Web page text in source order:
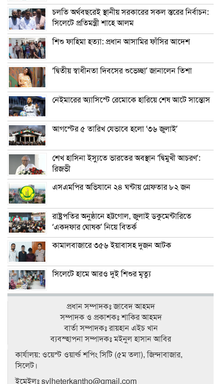
চলতি অর্থবছরেই স্থানীয় সরকারের সকল স্তরের নির্বাচন:
সিলেটে প্রতিমন্ত্রী শাহে আলম
শিশু ফাহিমা হত্যা: প্রধান আসামির ফাঁসির আদেশ
‘দ্বিতীয় স্বাধীনতা দিবসের শুভেচ্ছা’ জানালেন তিশা
নেইমারের অ্যাসিস্টে রেমোকে হারিয়ে শেষ আটে সান্তোস
আগস্টের ৫ তারিখ যেভাবে হলো ‘৩৬ জুলাই’
শেখ হাসিনা ইস্যুতে ভারতের অবস্থান ‘দ্বিমুখী আচরণ’:
রিজভী
এসএমপির অভিযানে ২৪ ঘন্টায় গ্রেফতার ৮২ জন
রাষ্ট্রপতির অনুষ্ঠানে হট্টগোল, জুলাই ডকুমেন্টারিতে
‘একদফার ঘোষক’ নিয়ে বিতর্ক
কামালবাজারে ৩৫৬ ইয়াবাসহ দুজন আটক
সিলেটে হামে আরও দুই শিশুর মৃত্যু
প্রধান সম্পাদকঃ জাবেদ আহমদ
সম্পাদক ও প্রকাশকঃ শাকির আহমদ
বার্তা সম্পাদকঃ রায়হান এইচ খান
ব‍্যবস্হাপনা সম্পাদকঃ মইনুল হাসান আবির
কার্যালয়: ওয়েস্ট ওয়ার্ল্ড শপিং সিটি (৫ম তলা), জিন্দাবাজার,
সিলেট।
ইমেইলঃ sylheterkantho@gmail.com